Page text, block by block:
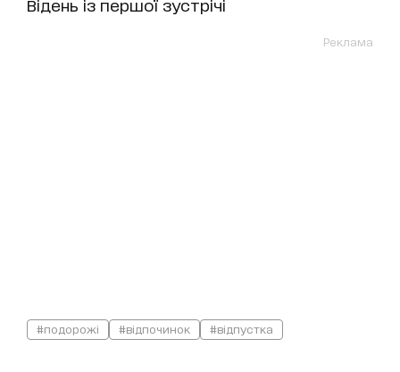
Відень із першої зустрічі
Реклама
#подорожі #відпочинок #відпустка